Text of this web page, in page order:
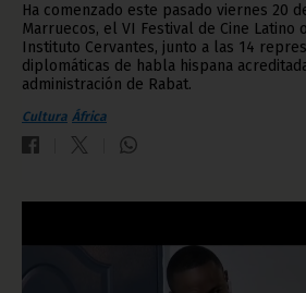
Ha comenzado este pasado viernes 20
Marruecos, el VI Festival de Cine Latino
Instituto Cervantes, junto a las 14
diplomáticas de habla hispana
administración de Rabat.
Cultura África